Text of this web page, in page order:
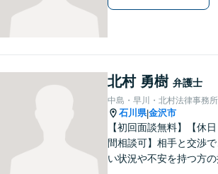
北村 勇樹 弁護士
中島・早川・北村法律事務所
石川県|金沢市
【初回面談無料】【休
間相談可】相手と交渉
い状況や不安を持つ方の